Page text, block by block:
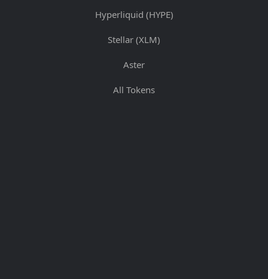
Hyperliquid (HYPE)
Stellar (XLM)
Aster
All Tokens